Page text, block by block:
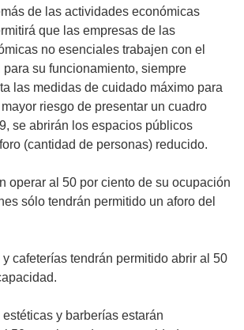
de las actividades económicas
que las empresas de las
no esenciales trabajen con el
su funcionamiento, siempre
las medidas de cuidado máximo para
riesgo de presentar un cuadro
se abrirán los espacios públicos
(cantidad de personas) reducido.
operar al 50 por ciento de su ocupación
sólo tendrán permitido un aforo del
cafeterías tendrán permitido abrir al 50
y barberías estarán